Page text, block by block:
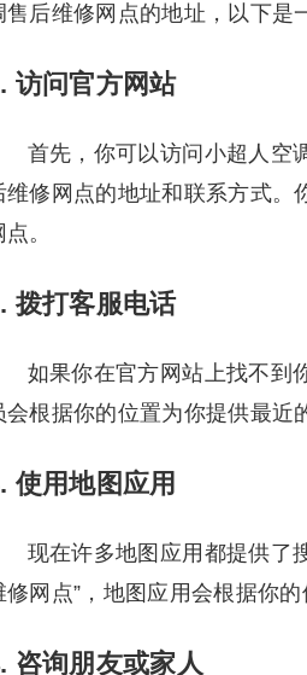
售后维修网点的地址，以下是
访问官方网站
首先，你可以访问小超人空
维修网点的地址和联系方式。
点。
拨打客服电话
如果你在官方网站上找不到
会根据你的位置为你提供最近
使用地图应用
现在许多地图应用都提供了
修网点”，地图应用会根据你
咨询朋友或家人